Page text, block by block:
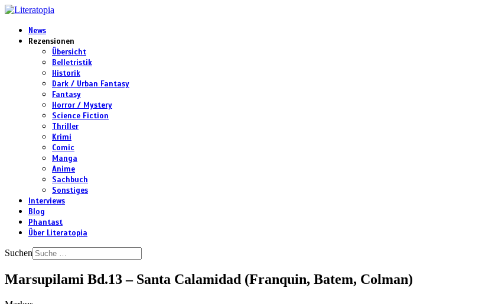
News
Rezensionen
Übersicht
Belletristik
Historik
Dark / Urban Fantasy
Fantasy
Horror / Mystery
Science Fiction
Thriller
Krimi
Comic
Manga
Anime
Sachbuch
Sonstiges
Interviews
Blog
Phantast
Über Literatopia
Suchen
Marsupilami Bd.13 – Santa Calamidad (Franquin, Batem, Colman)